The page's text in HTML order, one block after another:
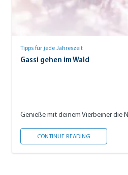
Tipps für jede Jahreszeit
Gassi gehen im Wald
Genieße mit deinem Vierbeiner die
CONTINUE READING